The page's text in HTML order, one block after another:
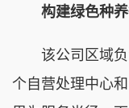
构建绿色种养
该公司区域负
个自营处理中心